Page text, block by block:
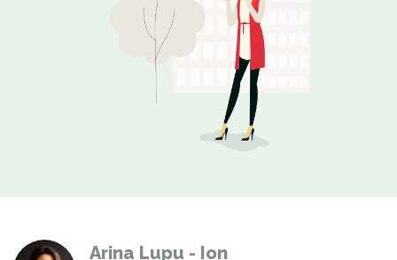
Arina Lupu - Ion